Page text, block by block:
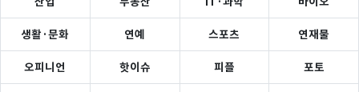
생활·문화 연예 스포츠 연재물
오피니언 핫이슈 피플 포토